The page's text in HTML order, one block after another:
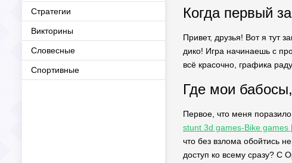
Стратегии
Викторины
Словесные
Спортивные
Когда первый
Привет, друзья! Вот я тут
дико! Игра начинаешь с
всё красочно, графика
Где мои
Первое, что меня
stunt 3d games-Bike
что без взлома обойтись
доступ ко всему сразу? С